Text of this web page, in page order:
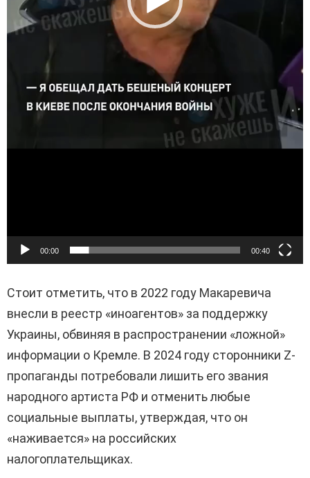
00:00 00:40
Стоит отметить, что в 2022 году Макаревича
внесли в реестр «иноагентов» за поддержку
Украины, обвиняя в распространении «ложной»
информации о Кремле. В 2024 году сторонники Z-
пропаганды потребовали лишить его звания
народного артиста РФ и отменить любые
социальные выплаты, утверждая, что он
«наживается» на российских
налогоплательщиках.